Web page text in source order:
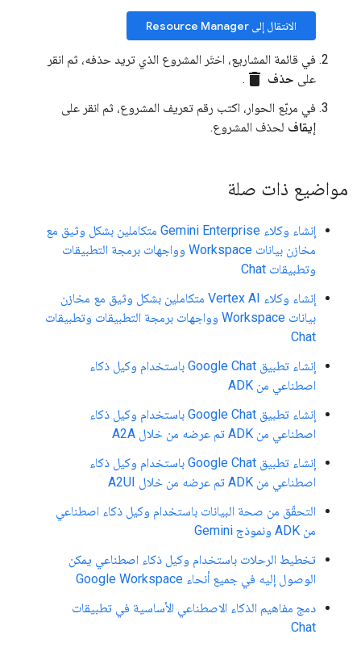
الانتقال إلى Resource Manager
في قائمة المشاريع، اختَر المشروع الذي تريد حذفه، ثم انقر
على حذف delete
.
في مربّع الحوار، اكتب رقم تعريف المشروع، ثم انقر على
إيقاف لحذف المشروع.
مواضيع ذات صلة
إنشاء وكلاء Gemini Enterprise متكاملين بشكل وثيق مع
مخازن بيانات Workspace وواجهات برمجة التطبيقات
وتطبيقات Chat
إنشاء وكلاء Vertex AI متكاملين بشكل وثيق مع مخازن
بيانات Workspace وواجهات برمجة التطبيقات وتطبيقات
Chat
إنشاء تطبيق Google Chat باستخدام وكيل ذكاء
اصطناعي من ADK
إنشاء تطبيق Google Chat باستخدام وكيل ذكاء
اصطناعي من ADK تم عرضه من خلال A2A
إنشاء تطبيق Google Chat باستخدام وكيل ذكاء
اصطناعي من ADK تم عرضه من خلال A2UI
التحقّق من صحة البيانات باستخدام وكيل ذكاء اصطناعي
من ADK ونموذج Gemini
تخطيط الرحلات باستخدام وكيل ذكاء اصطناعي يمكن
الوصول إليه في جميع أنحاء Google Workspace
دمج مفاهيم الذكاء الاصطناعي الأساسية في تطبيقات
Chat